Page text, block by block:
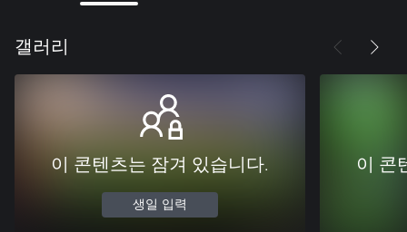
갤러리
이 콘텐츠는 잠겨 있습니다.
생일 입력
이 콘